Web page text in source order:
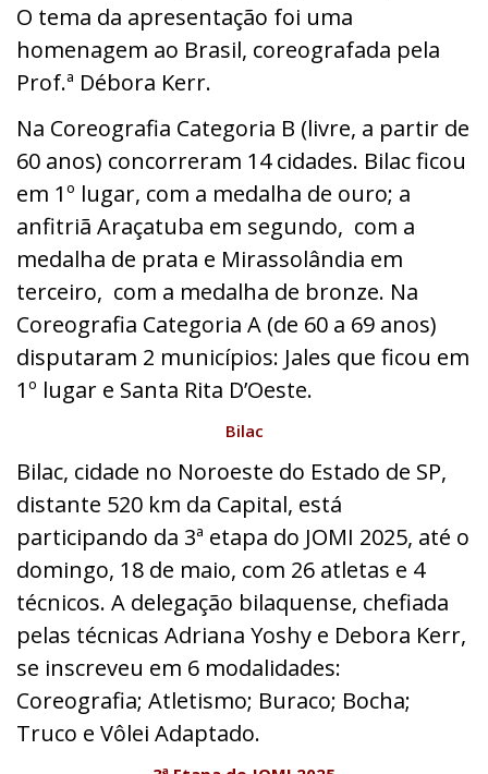
O tema da apresentação foi uma
homenagem ao Brasil, coreografada pela
Prof.ª Débora Kerr.
Na Coreografia Categoria B (livre, a partir de
60 anos) concorreram 14 cidades. Bilac ficou
em 1º lugar, com a medalha de ouro; a
anfitriã Araçatuba em segundo, com a
medalha de prata e Mirassolândia em
terceiro, com a medalha de bronze. Na
Coreografia Categoria A (de 60 a 69 anos)
disputaram 2 municípios: Jales que ficou em
1º lugar e Santa Rita D’Oeste.
Bilac
Bilac, cidade no Noroeste do Estado de SP,
distante 520 km da Capital, está
participando da 3ª etapa do JOMI 2025, até o
domingo, 18 de maio, com 26 atletas e 4
técnicos. A delegação bilaquense, chefiada
pelas técnicas Adriana Yoshy e Debora Kerr,
se inscreveu em 6 modalidades:
Coreografia; Atletismo; Buraco; Bocha;
Truco e Vôlei Adaptado.